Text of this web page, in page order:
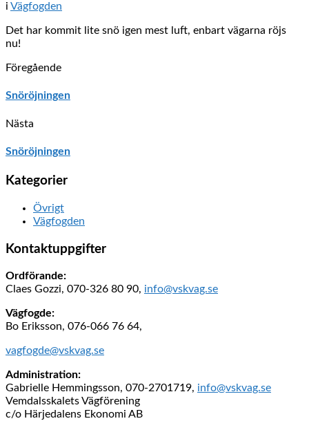
i Vägfogden
Det har kommit lite snö igen mest luft, enbart vägarna röjs
nu!
Föregående
Snöröjningen
Nästa
Snöröjningen
Kategorier
Övrigt
Vägfogden
Kontaktuppgifter
Ordförande:
Claes Gozzi, 070-326 80 90, info@vskvag.se
Vägfogde:
Bo Eriksson, 076-066 76 64,
vagfogde@vskvag.se
Administration:
Gabrielle Hemmingsson, 070-2701719, info@vskvag.se
Vemdalsskalets Vägförening
c/o Härjedalens Ekonomi AB